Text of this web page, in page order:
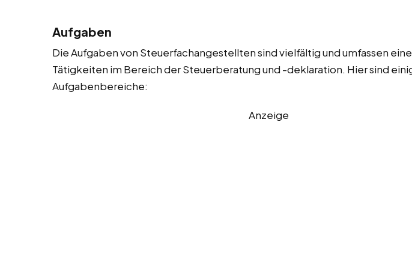
Aufgaben
Die Aufgaben von Steuerfachangestellten sind vielfältig und umfassen
Tätigkeiten im Bereich der Steuerberatung und -deklaration. Hier sind
Aufgabenbereiche:
Anzeige